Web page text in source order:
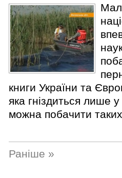
книги України та
яка гніздиться лише
можна побачити
Раніше »